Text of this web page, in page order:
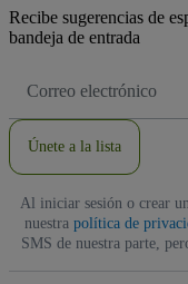
Recibe sugerencias de
bandeja de entrada
de
Únete a la lista
Al iniciar sesión o crear
nuestra política de
SMS de nuestra parte,